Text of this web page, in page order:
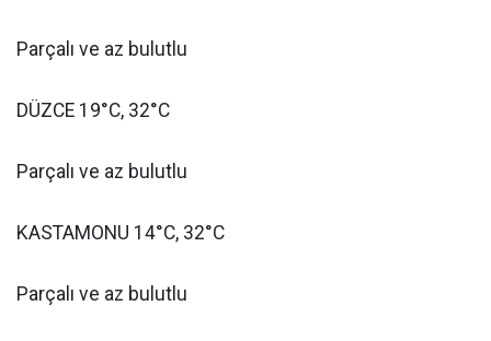
Parçalı ve az bulutlu
DÜZCE 19°C, 32°C
Parçalı ve az bulutlu
KASTAMONU 14°C, 32°C
Parçalı ve az bulutlu